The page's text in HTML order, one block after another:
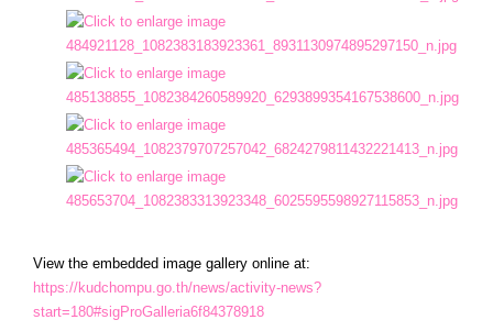
ทุจริต
มาตรการ
ภายใน
ป้องกัน
การ
View the embedded image gallery online at:
https://kudchompu.go.th/news/activity-news?
start=180#sigProGalleria6f84378918